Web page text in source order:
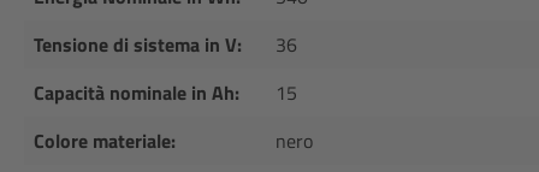
Tensione di sistema in V:
36
Capacità nominale in Ah:
15
Colore materiale:
nero